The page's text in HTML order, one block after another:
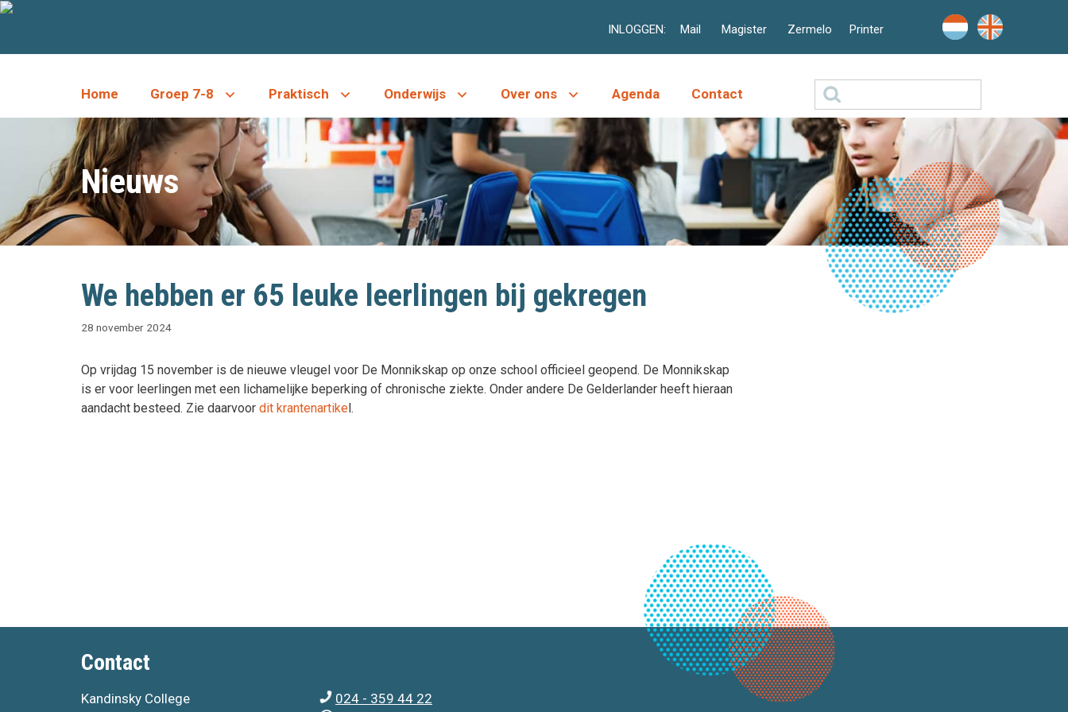
Ga
INLOGGEN: Mail Magister Zermelo Printer
Home Groep 7-8 Praktisch Onderwijs Over ons Agenda Contact
naar:
Nieuws
We hebben er 65 leuke leerlingen bij gekregen
28 november 2024
Op vrijdag 15 november is de nieuwe vleugel voor De Monnikskap op onze school officieel geopend. De Monnikskap
is er voor leerlingen met een lichamelijke beperking of chronische ziekte. Onder andere De Gelderlander heeft hieraan
aandacht besteed. Zie daarvoor dit krantenartikel.
Contact
Kandinsky College
024 - 359 44 22